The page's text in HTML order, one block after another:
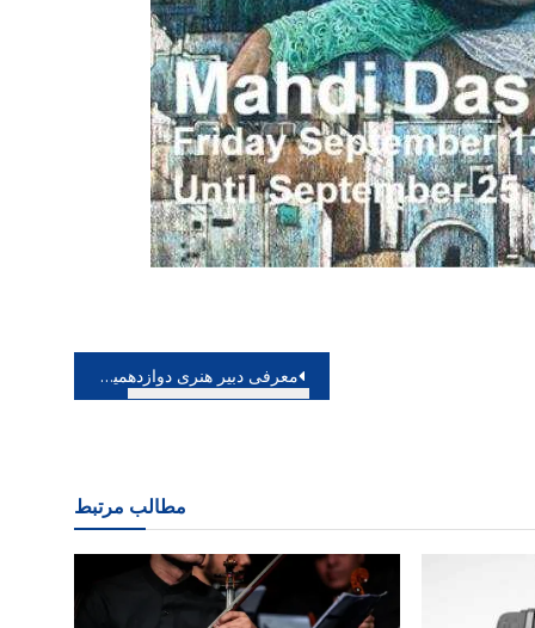
معرفی دبیر هنری دوازدهمین سوگواره هنر عاشورایی
مطالب مرتبط